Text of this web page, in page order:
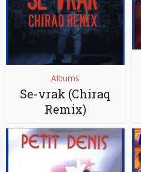
Albums
Se-vrak (Chiraq
Remix)